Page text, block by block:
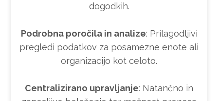
dogodkih.
Podrobna poročila in analize: Prilagodljivi
pregledi podatkov za posamezne enote ali
organizacijo kot celoto.
Centralizirano upravljanje: Natančno in